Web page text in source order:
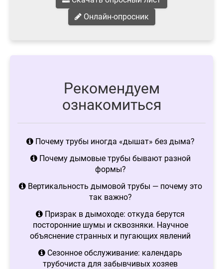
Онлайн-опросник
Рекомендуем
ознакомиться
Почему трубы иногда «дышат» без дыма?
Почему дымовые трубы бывают разной
формы?
Вертикальность дымовой трубы — почему это
так важно?
Призрак в дымоходе: откуда берутся
посторонние шумы и сквозняки. Научное
объяснение странных и пугающих явлений
Сезонное обслуживание: календарь
трубочиста для забывчивых хозяев